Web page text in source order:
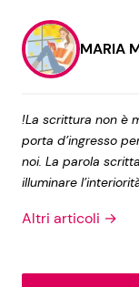
MARIA
!La scrittura non è
porta d’ingresso
noi. La parola
illuminare
Altri articoli →